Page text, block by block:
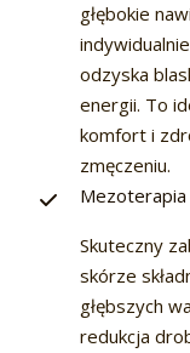
głębokie
odzyska
energii. To
komfort i
zmęczeniu.
Mezoterapia
Skuteczny
skórze
głębszych
redukcja